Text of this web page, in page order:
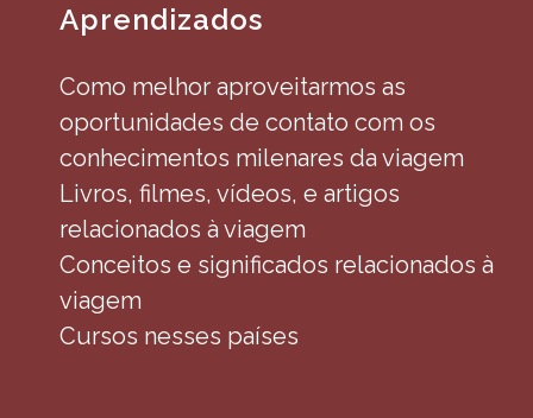
Aprendizados
Como melhor aproveitarmos as
oportunidades de contato com os
conhecimentos milenares da viagem
Livros, filmes, vídeos, e artigos
relacionados à viagem
Conceitos e significados relacionados à
viagem
Cursos nesses países